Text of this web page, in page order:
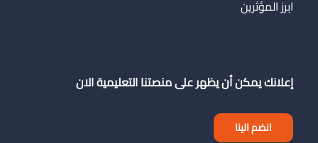
ابرز المؤثرين
إعلانك يمكن أن يظهر على منصتنا التعليمية الان
انضم الينا